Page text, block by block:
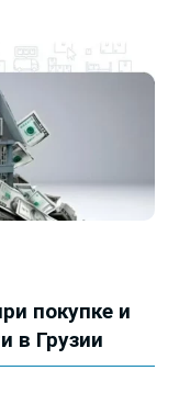
покупке и
в Грузии